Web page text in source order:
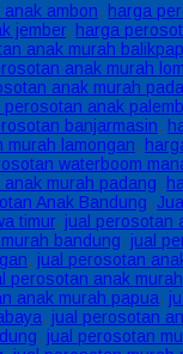
ambon, harga
jember, harga
anak murah
anak murah
anak murah
perosotan anak
banjarmasin,
murah lamongan,
waterboom
murah padang,
Anak Bandung,
timur, jual perosotan
bandung, jual
, jual perosotan
perosotan anak
anak murah papua,
, jual perosotan
, jual perosotan